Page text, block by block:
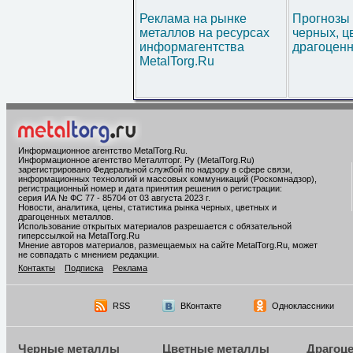
Реклама на рынке
металлов на ресурсах
информагентства
MetalTorg.Ru
черных,
Информационное агентство MetalTorg.Ru
Информационное агентство Металлторг. Ру (MetalTorg.Ru)
зарегистрировано Федеральной службой по надзору в сфере связи,
информационных технологий и массовых коммуникаций (Роскомнадзор),
регистрационный номер и дата принятия решения о регистрации:
серия ИА № ФС 77 - 85704 от 03 августа 2023 г.
Новости, аналитика, цены, статистика рынка черных, цветных и
драгоценных металлов.
Использование открытых материалов разрешается с обязательной
гиперссылкой на MetalTorg.Ru
Мнение авторов материалов, размещаемых на сайте MetalTorg.Ru, может
не совпадать с мнением редакции.
Контакты
Подписка Реклама
RSS ВКонтакте Одноклассники
Черные металлы Цветные металлы